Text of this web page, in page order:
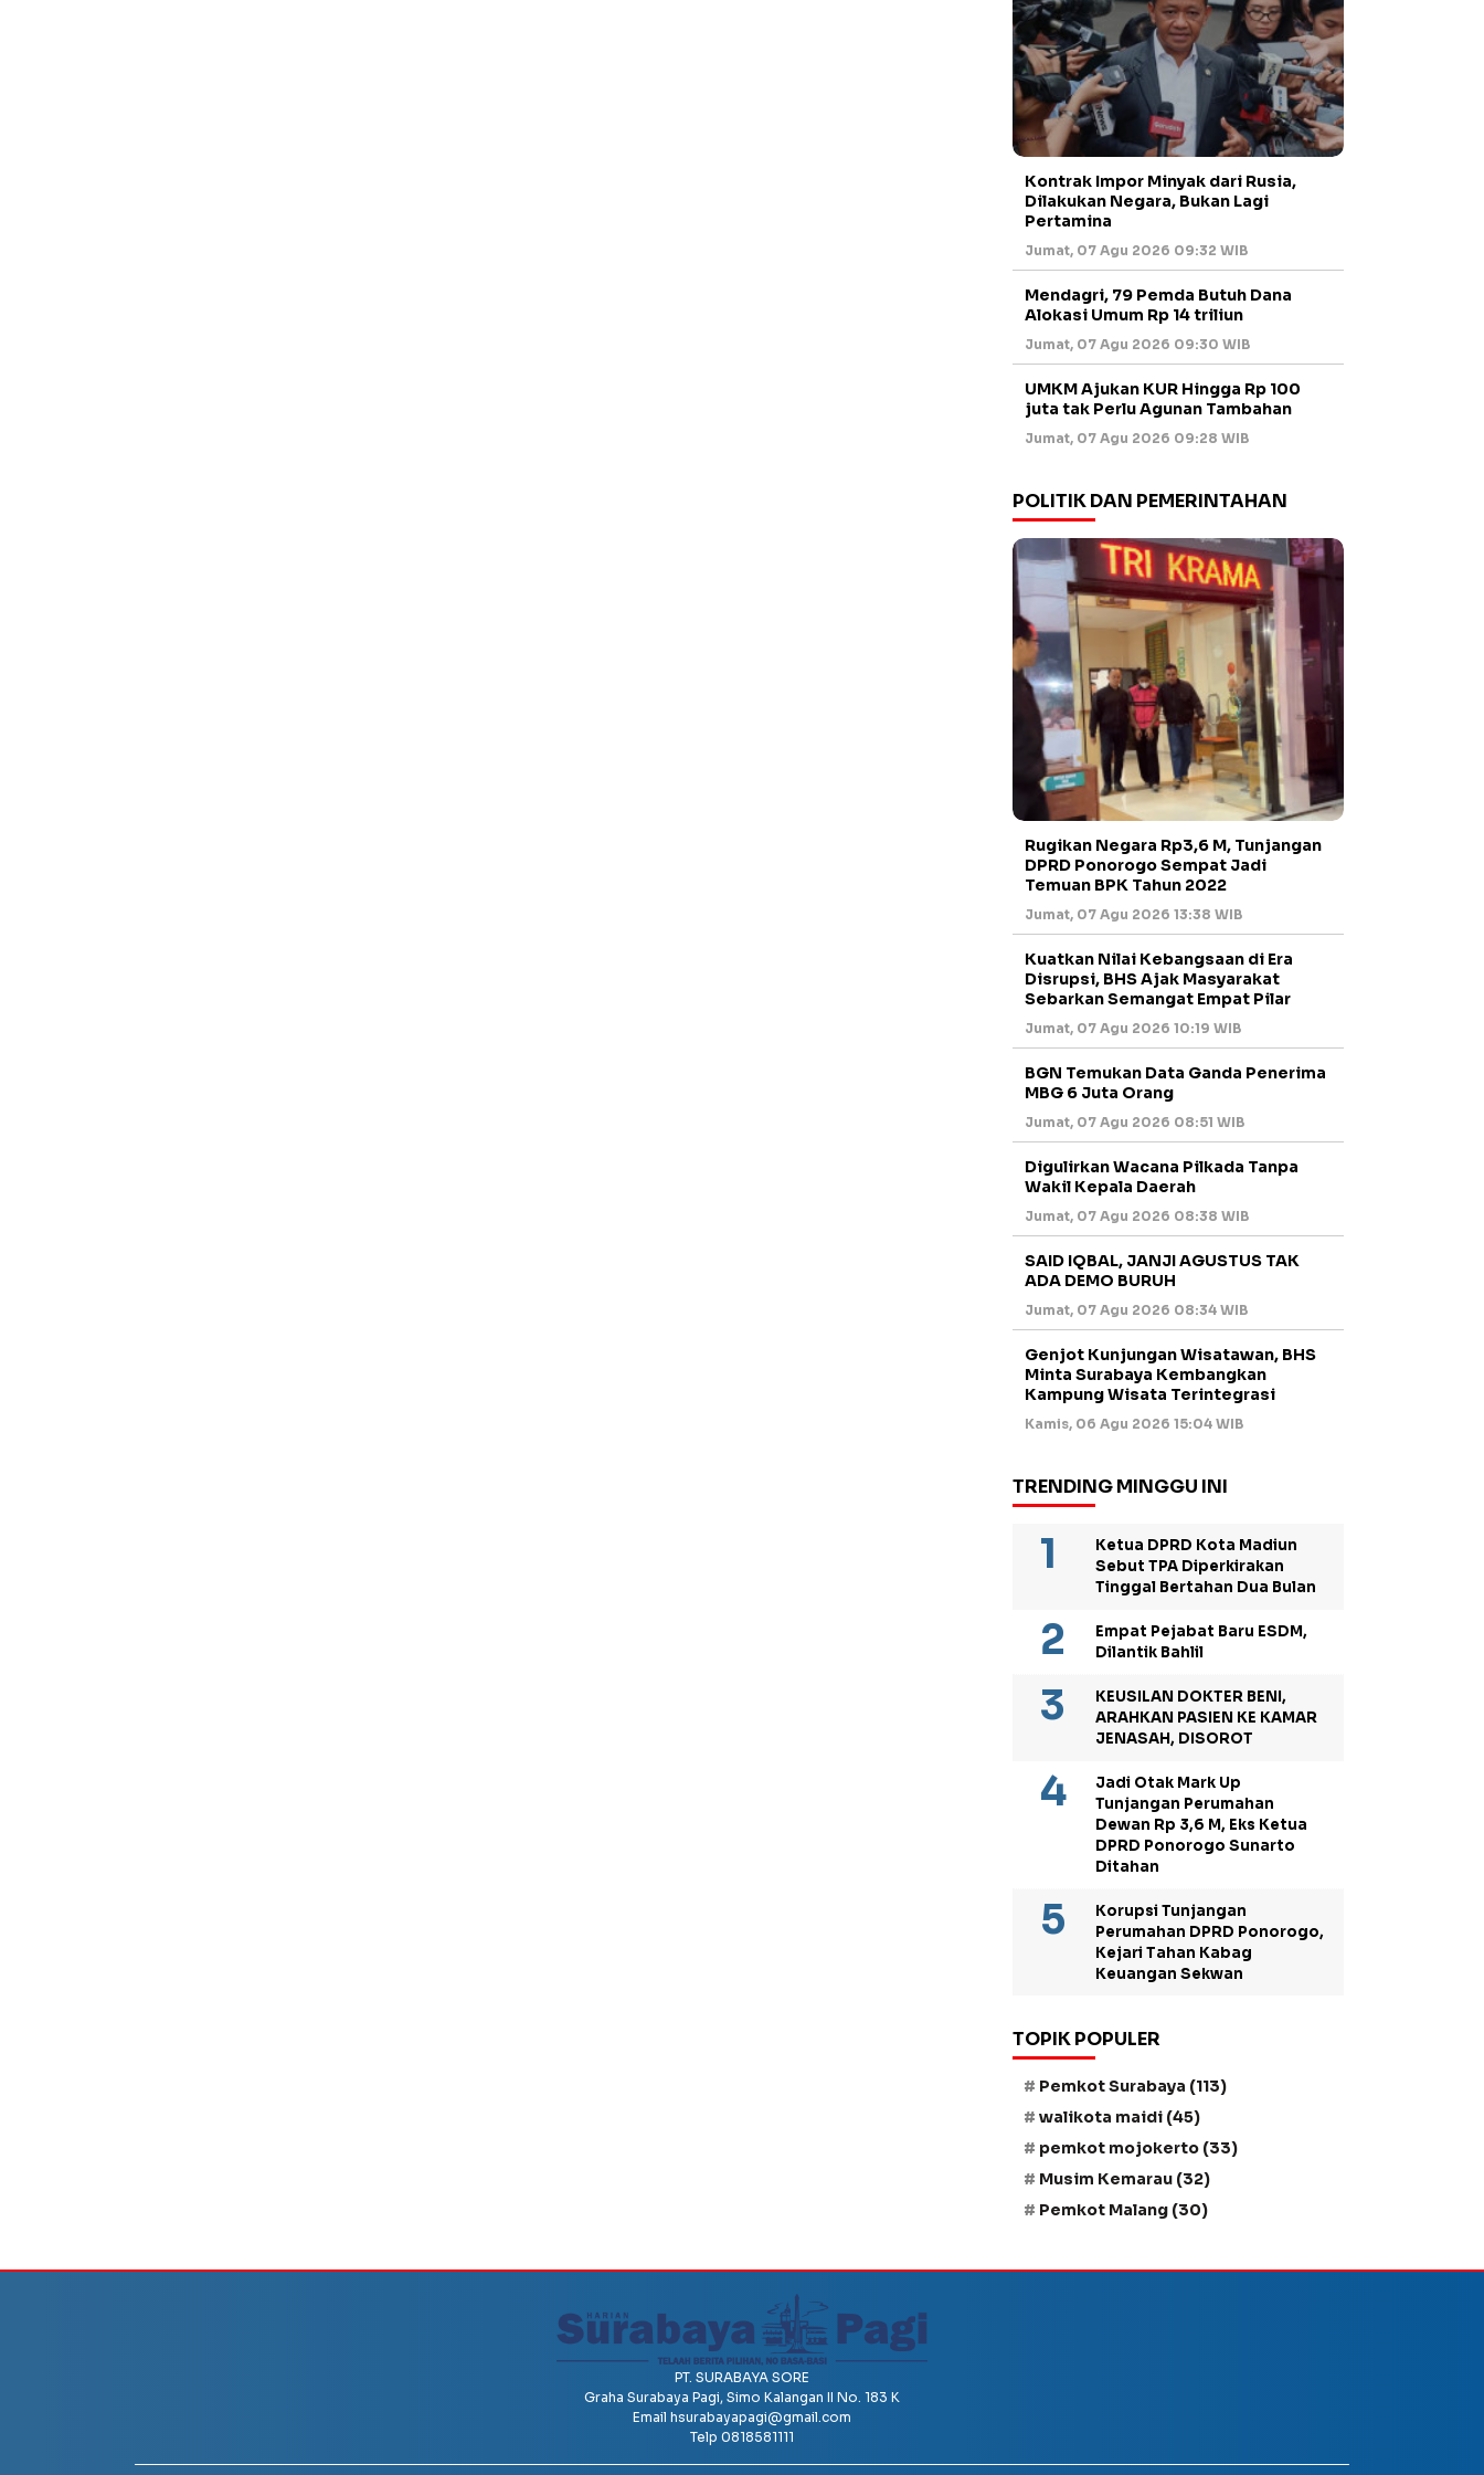
Kontrak Impor Minyak dari Rusia,
Dilakukan Negara, Bukan Lagi
Pertamina
Jumat, 07 Agu 2026 09:32 WIB
Mendagri, 79 Pemda Butuh Dana
Alokasi Umum Rp 14 triliun
Jumat, 07 Agu 2026 09:30 WIB
UMKM Ajukan KUR Hingga Rp 100
juta tak Perlu Agunan Tambahan
Jumat, 07 Agu 2026 09:28 WIB
POLITIK DAN PEMERINTAHAN
Rugikan Negara Rp3,6 M, Tunjangan
DPRD Ponorogo Sempat Jadi
Temuan BPK Tahun 2022
Jumat, 07 Agu 2026 13:38 WIB
Kuatkan Nilai Kebangsaan di Era
Disrupsi, BHS Ajak Masyarakat
Sebarkan Semangat Empat Pilar
Jumat, 07 Agu 2026 10:19 WIB
BGN Temukan Data Ganda Penerima
MBG 6 Juta Orang
Jumat, 07 Agu 2026 08:51 WIB
Digulirkan Wacana Pilkada Tanpa
Wakil Kepala Daerah
Jumat, 07 Agu 2026 08:38 WIB
SAID IQBAL, JANJI AGUSTUS TAK
ADA DEMO BURUH
Jumat, 07 Agu 2026 08:34 WIB
Genjot Kunjungan Wisatawan, BHS
Minta Surabaya Kembangkan
Kampung Wisata Terintegrasi
Kamis, 06 Agu 2026 15:04 WIB
TRENDING MINGGU INI
Ketua DPRD Kota Madiun
Sebut TPA Diperkirakan
Tinggal Bertahan Dua Bulan
Empat Pejabat Baru ESDM,
Dilantik Bahlil
KEUSILAN DOKTER BENI,
ARAHKAN PASIEN KE KAMAR
JENASAH, DISOROT
Jadi Otak Mark Up
Tunjangan Perumahan
Dewan Rp 3,6 M, Eks Ketua
DPRD Ponorogo Sunarto
Ditahan
Korupsi Tunjangan
Perumahan DPRD Ponorogo,
Kejari Tahan Kabag
Keuangan Sekwan
TOPIK POPULER
Pemkot Surabaya (113)
walikota maidi (45)
pemkot mojokerto (33)
Musim Kemarau (32)
Pemkot Malang (30)
PT. SURABAYA SORE
Graha Surabaya Pagi, Simo Kalangan II No. 183 K
Email hsurabayapagi@gmail.com
Telp 0818581111